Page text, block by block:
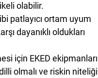
olabilir.
patlayıcı ortam uyum
dayanıklı oldukları
için EKED ekipmanları
olmalı ve riskin niteliği